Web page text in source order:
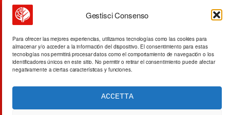
Gestisci Consenso
Para ofrecer las mejores experiencias, utilizamos tecnologías como las cookies para
almacenar y/o acceder a la información del dispositivo. El consentimiento para estas
tecnologías nos permitirá procesar datos como el comportamiento de navegación o los
identificadores únicos en este sitio. No permitir o retirar el consentimiento puede afectar
negativamente a ciertas características y funciones.
ACCETTA
whisky volcánico: 47 años de
transformación en barricas